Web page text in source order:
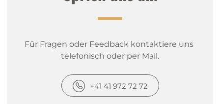
Für Fragen oder Feedback kontaktiere uns
telefonisch oder per Mail.
+41 41 972 72 72